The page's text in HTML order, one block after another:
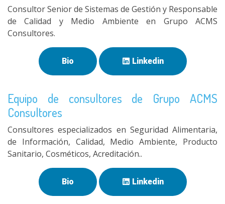
Consultor Senior de Sistemas de Gestión y Responsable
de Calidad y Medio Ambiente en Grupo ACMS
Consultores.
Bio Linkedin
Equipo de consultores de Grupo ACMS
Consultores
Consultores especializados en Seguridad Alimentaria,
de Información, Calidad, Medio Ambiente, Producto
Sanitario, Cosméticos, Acreditación..
Bio Linkedin